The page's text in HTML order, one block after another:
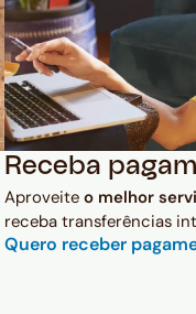
Receba
Aproveiteo melhor
receba transferências
Quero receber